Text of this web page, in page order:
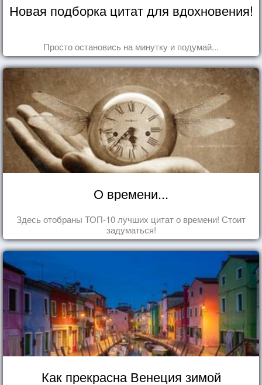
Новая подборка цитат для вдохновения!
Просто остановись на минутку и подумай...
О времени...
Здесь отобраны ТОП-10 лучших цитат о времени! Стоит
задуматься!
Как прекрасна Венеция зимой